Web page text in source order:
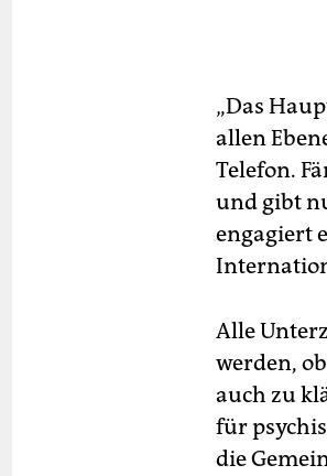
„Das
allen
Telefon.
und gibt
engagiert
Alle
werden,
auch zu
für
die